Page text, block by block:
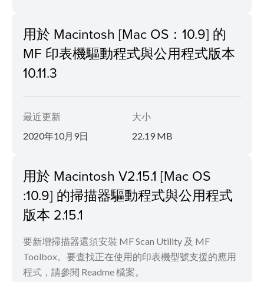
用於 Macintosh [Mac OS：10.9] 的
MF 印表機驅動程式與公用程式版本
10.11.3
最近更新
2020年10月9日
大小
22.19 MB
用於 Macintosh V2.15.1 [Mac OS
:10.9] 的掃描器驅動程式與公用程式
版本 2.15.1
要新增掃描器還須安裝 MF Scan Utility 及 MF
Toolbox。要查找正在使用的印表機型號支援的應用
程式，請參閱 Readme 檔案。